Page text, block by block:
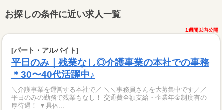
お探しの条件に近い求人一覧
1週間以内公開
[パート・アルバイト]
平日のみ｜残業なし◎介護事業の本社での事務
＊30〜40代活躍中♪
＼介護事業を運営する本社で／ ＼＼事務員さんを大募集中です／／
平日のみの勤務で残業もなし！ 交通費全額支給・企業年金制度有の
厚待遇！ ▼具体...